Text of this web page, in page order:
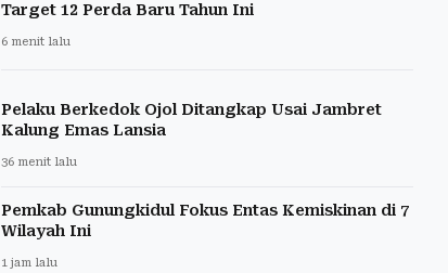
Target 12 Perda Baru Tahun Ini
6 menit lalu
Pelaku Berkedok Ojol Ditangkap Usai Jambret
Kalung Emas Lansia
36 menit lalu
Pemkab Gunungkidul Fokus Entas Kemiskinan di 7
Wilayah Ini
1 jam lalu